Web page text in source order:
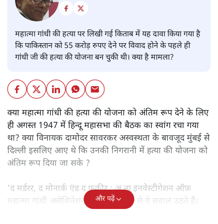
महात्मा गांधी की हत्या पर लिखी गई किताब में यह दावा किया गया है
कि पाकिस्तान को 55 करोड़ रुपए देने पर विवाद होने के पहले ही
गांधी जी की हत्या की योजना बन चुकी थी। क्या है मामला?
क्या महात्मा गांधी की हत्या की योजना को अंतिम रूप देने के लिए
ही अगस्त 1947 में हिन्दू महासभा की बैठक का स्वांग रचा गया
था? क्या विनायक दामोदर सावरकर अस्वस्थता के बावजूद मुंबई से
दिल्ली इसलिए आए थे कि उनकी निगरानी में हत्या की योजना को
अंतिम रूप दिया जा सके ?
'द मर्डरर, द मोनार्क एंड द फ़कीर : अ न्यू इनवेस्टीगेशन ऑफ़
महात्मा गांधी असेशिनेशन' नामक किताब से ये सवाल उठते हैं।
और पढ़ें